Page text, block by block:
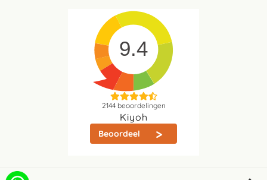
9.4
2144beoordelingen
Kiyoh
Beoordeel